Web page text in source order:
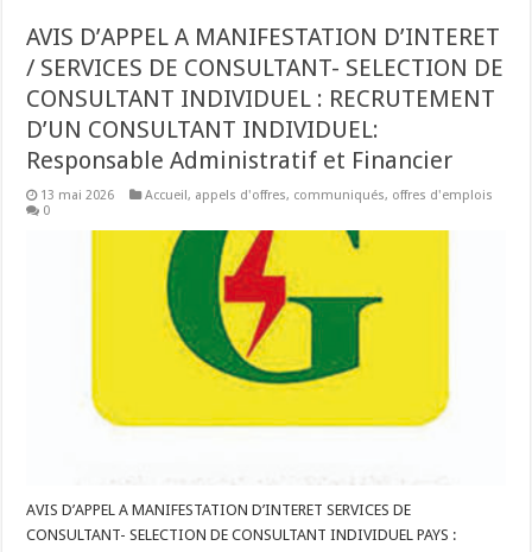
AVIS D’APPEL A MANIFESTATION D’INTERET
/ SERVICES DE CONSULTANT- SELECTION DE
CONSULTANT INDIVIDUEL : RECRUTEMENT
D’UN CONSULTANT INDIVIDUEL:
Responsable Administratif et Financier
13 mai 2026 Accueil, appels d'offres, communiqués, offres d'emplois
0
AVIS D’APPEL A MANIFESTATION D’INTERET SERVICES DE
CONSULTANT- SELECTION DE CONSULTANT INDIVIDUEL PAYS :